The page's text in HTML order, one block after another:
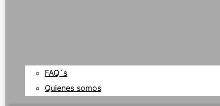
FAQ´s
Quienes somos